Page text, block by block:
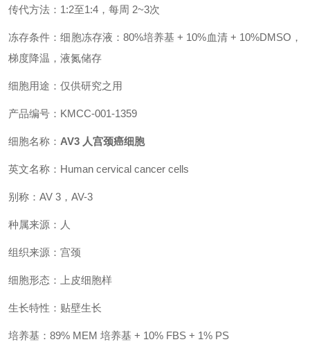
传代方法：1:2至1:4，每周 2~3次
冻存条件：细胞冻存液：80%培养基 + 10%血清 + 10%DMSO，
梯度降温，液氮储存
细胞用途：仅供研究之用
产品编号：KMCC-001-1359
细胞名称： AV3 人宫颈癌细胞
英文名称：Human cervical cancer cells
别称：AV 3，AV-3
种属来源：人
组织来源：宫颈
细胞形态：上皮细胞样
生长特性：贴壁生长
培养基：89% MEM 培养基 + 10% FBS + 1% PS